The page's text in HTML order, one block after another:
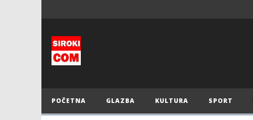
POČETNA GLAZBA KULTURA SPORT